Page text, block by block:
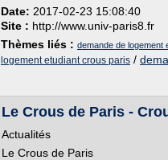
Date: 2017-02-23 15:08:40
Site : http://www.univ-paris8.fr
Thèmes liés : demande de logement
logement etudiant crous paris /
Le Crous de Paris -
Actualités
Le Crous de Paris